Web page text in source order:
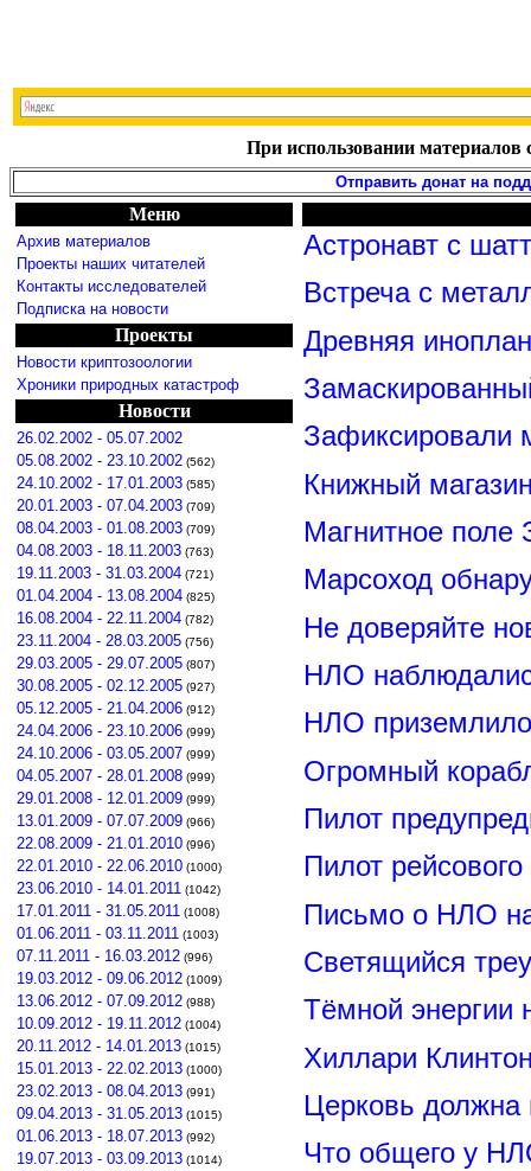
При использовании материалов
Отправить донат на
Меню
Архив материалов
Проекты наших читателей
Контакты исследователей
Подписка на новости
Проекты
Новости криптозоологии
Хроники природных катастроф
Новости
26.02.2002 - 05.07.2002
05.08.2002 - 23.10.2002 (562)
24.10.2002 - 17.01.2003 (585)
20.01.2003 - 07.04.2003 (709)
08.04.2003 - 01.08.2003 (709)
04.08.2003 - 18.11.2003 (763)
19.11.2003 - 31.03.2004 (721)
01.04.2004 - 13.08.2004 (825)
16.08.2004 - 22.11.2004 (782)
23.11.2004 - 28.03.2005 (756)
29.03.2005 - 29.07.2005 (807)
30.08.2005 - 02.12.2005 (927)
05.12.2005 - 21.04.2006 (912)
24.04.2006 - 23.10.2006 (999)
24.10.2006 - 03.05.2007 (999)
04.05.2007 - 28.01.2008 (999)
29.01.2008 - 12.01.2009 (999)
13.01.2009 - 07.07.2009 (966)
22.08.2009 - 21.01.2010 (996)
22.01.2010 - 22.06.2010 (1000)
23.06.2010 - 14.01.2011 (1042)
17.01.2011 - 31.05.2011 (1008)
01.06.2011 - 03.11.2011 (1003)
07.11.2011 - 16.03.2012 (996)
19.03.2012 - 09.06.2012 (1009)
13.06.2012 - 07.09.2012 (988)
10.09.2012 - 19.11.2012 (1004)
20.11.2012 - 14.01.2013 (1015)
15.01.2013 - 22.02.2013 (1000)
23.02.2013 - 08.04.2013 (991)
09.04.2013 - 31.05.2013 (1015)
01.06.2013 - 18.07.2013 (992)
19.07.2013 - 03.09.2013 (1014)
Астронавт с
Встреча с
Древняя
Зафиксировали
Книжный
Магнитное поле
Марсоход
Не доверяйте
НЛО
НЛО
Огромный
Пилот
Пилот
Письмо о НЛО
Светящийся
Тёмной энергии
Хиллари
Церковь должна
Что общего у